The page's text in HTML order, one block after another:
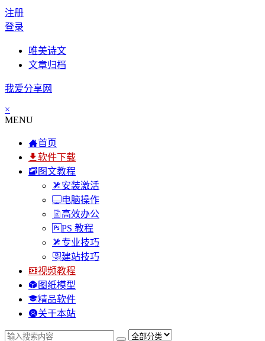
注册
登录
唯美诗文
文章归档
我爱分享网
×
MENU
首页
软件下载
图文教程
安装激活
电脑操作
高效办公
PS 教程
专业技巧
建站技巧
视频教程
图纸模型
精品软件
关于本站